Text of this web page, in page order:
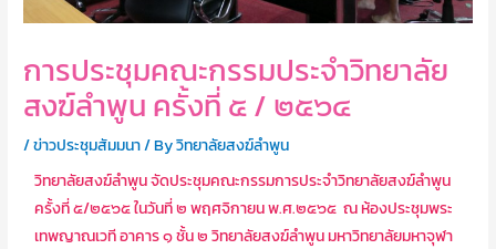
การประชุมคณะกรรมประจำวิทยาลัย
สงฆ์ลำพูน ครั้งที่ ๕ / ๒๕๖๔
/ข่าวประชุมสัมมนา/ Byวิทยาลัยสงฆ์ลำพูน
วิทยาลัยสงฆ์ลำพูน จัดประชุมคณะกรรมการประจำวิทยาลัยสงฆ์ลำพูน
ครั้งที่ ๕/๒๕๖๕ ในวันที่ ๒ พฤศจิกายน พ.ศ.๒๕๖๕ ณ ห้องประชุมพระ
เทพญาณเวที อาคาร ๑ ชั้น ๒ วิทยาลัยสงฆ์ลำพูน มหาวิทยาลัยมหาจุฬา